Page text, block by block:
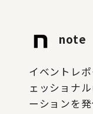
note
イベントレ
ェッショナ
ーションを発